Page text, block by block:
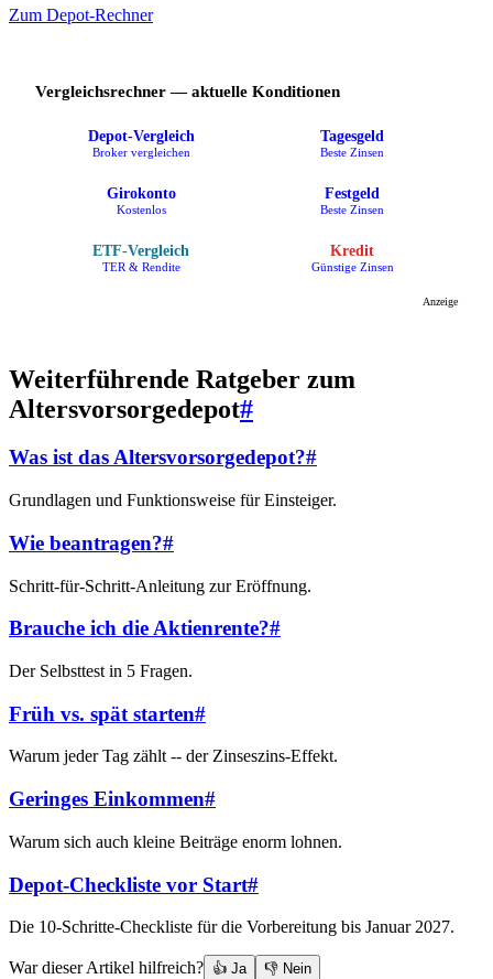
Zum Depot-Rechner
Vergleichsrechner — aktuelle Konditionen
Depot-Vergleich
Broker vergleichen
Tagesgeld
Beste Zinsen
Girokonto
Kostenlos
Festgeld
Beste Zinsen
ETF-Vergleich
TER & Rendite
Kredit
Günstige Zinsen
Anzeige
Weiterführende Ratgeber zum
Altersvorsorgedepot#
Was ist das Altersvorsorgedepot?#
Grundlagen und Funktionsweise für Einsteiger.
Wie beantragen?#
Schritt-für-Schritt-Anleitung zur Eröffnung.
Brauche ich die Aktienrente?#
Der Selbsttest in 5 Fragen.
Früh vs. spät starten#
Warum jeder Tag zählt -- der Zinseszins-Effekt.
Geringes Einkommen#
Warum sich auch kleine Beiträge enorm lohnen.
Depot-Checkliste vor Start#
Die 10-Schritte-Checkliste für die Vorbereitung bis Januar 2027.
War dieser Artikel hilfreich? 👍 Ja 👎 Nein